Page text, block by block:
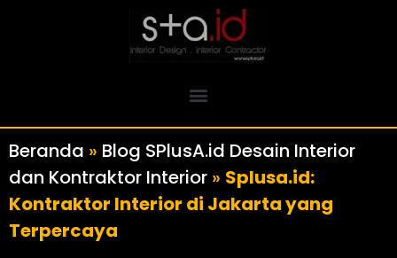
Beranda » Blog SPlusA.id Desain Interior
dan Kontraktor Interior » Splusa.id:
Kontraktor Interior di Jakarta yang
Terpercaya